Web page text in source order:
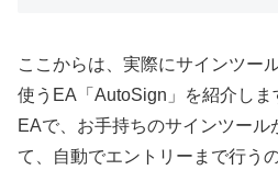
ここからは、実際にサインツー
使うEA「AutoSign」を紹介しま
EAで、お手持ちのサインツール
て、自動でエントリーまで行う